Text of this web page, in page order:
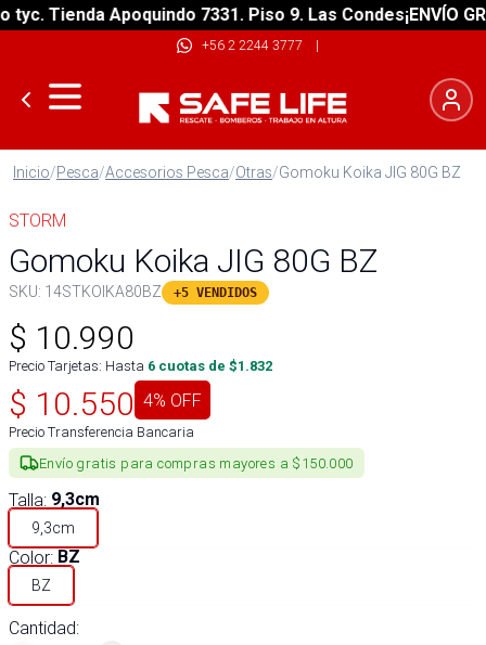
Tienda Apoquindo 7331. Piso 9. Las Condes¡ENVÍO
+56 2 2244 3777 |
Inicio/Pesca/Accesorios Pesca/Otras/Gomoku Koika JIG 80G BZ
STORM
Gomoku Koika JIG 80G BZ
SKU: 14STKOIKA80BZ +5 VENDIDOS
$ 10.990
Precio Tarjetas: Hasta 6 cuotas de $1.832
$ 10.550 4% OFF
Precio Transferencia Bancaria
Envío gratis para compras mayores a $150.000
Talla: 9,3cm
9,3cm
Color: BZ
BZ
Cantidad: